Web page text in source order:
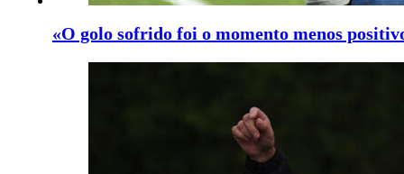
«O golo sofrido foi o momento menos